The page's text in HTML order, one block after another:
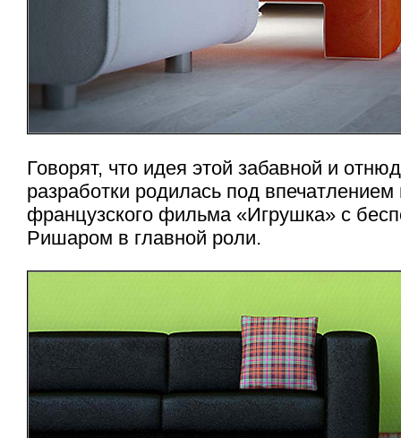
Говорят, что идея этой забавной и
разработки родилась под впечатлением
французского фильма «Игрушка» с
Ришаром в главной роли.